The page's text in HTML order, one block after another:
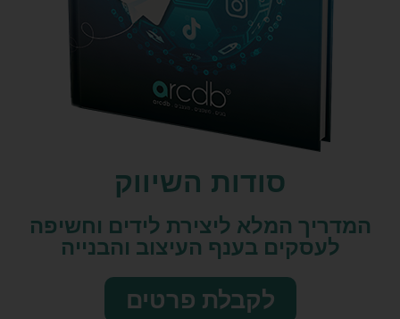
סודות השיווק​
המדריך המלא ליצירת לידים וחשיפה
לעסקים בענף העיצוב והבנייה
לקבלת פרטים